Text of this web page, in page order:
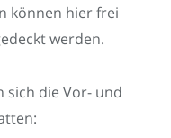
können hier frei
werden.
sich die Vor- und